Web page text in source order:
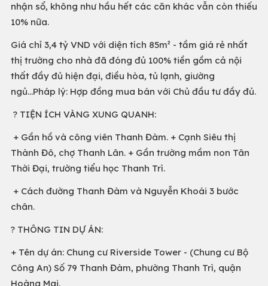
nhận sổ, không như hầu hết các căn khác vẫn còn thiếu
10% nữa.
Giá chỉ 3,4 tỷ VND với diện tích 85m² - tầm giá rẻ nhất
thị trường cho nhà đã đóng đủ 100% tiền gồm cả nội
thất đầy đủ hiện đại, điều hòa, tủ lạnh, giường
ngủ...Pháp lý: Hợp đồng mua bán với Chủ đầu tư đầy đủ.
? TIỆN ÍCH VÀNG XUNG QUANH:
+ Gần hồ và công viên Thanh Đàm. + Cạnh Siêu thị
Thành Đô, chợ Thanh Lân. + Gần trường mầm non Tân
Thời Đại, trường tiểu học Thanh Trì.
+ Cách đường Thanh Đàm và Nguyễn Khoái 3 bước
chân.
? THÔNG TIN DỰ ÁN:
+ Tên dự án: Chung cư Riverside Tower - (Chung cư Bộ
Công An) Số 79 Thanh Đàm, phường Thanh Trì, quận
Hoàng Mai.